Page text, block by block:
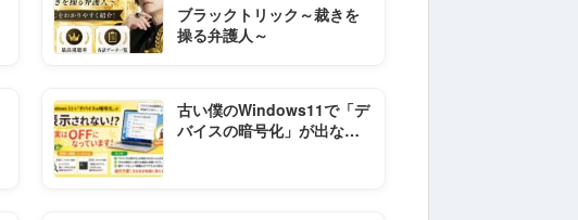
ブラックトリック～裁きを
操る弁護人～
古い僕のWindows11で「デ
バイスの暗号化」が出な